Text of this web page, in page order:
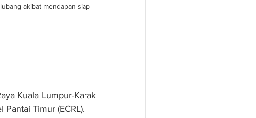
akibat mendapan siap
Kuala Lumpur-Karak
Timur (ECRL).